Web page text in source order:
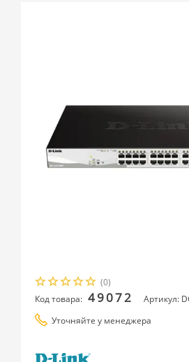
(0)
Код товара: 49072
Артикул:
Уточняйте у менеджера